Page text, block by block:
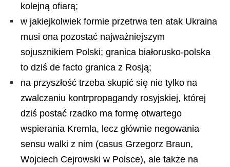
kolejną ofiarą;
w jakiejkolwiek formie przetrwa ten atak Ukraina
musi ona pozostać najważniejszym
sojusznikiem Polski; granica białorusko-polska
to dziś de facto granica z Rosją;
na przyszłość trzeba skupić się nie tylko na
zwalczaniu kontrpropagandy rosyjskiej, której
dziś postać rzadko ma formę otwartego
wspierania Kremla, lecz głównie negowania
sensu walki z nim (casus Grzegorz Braun,
Wojciech Cejrowski w Polsce), ale także na